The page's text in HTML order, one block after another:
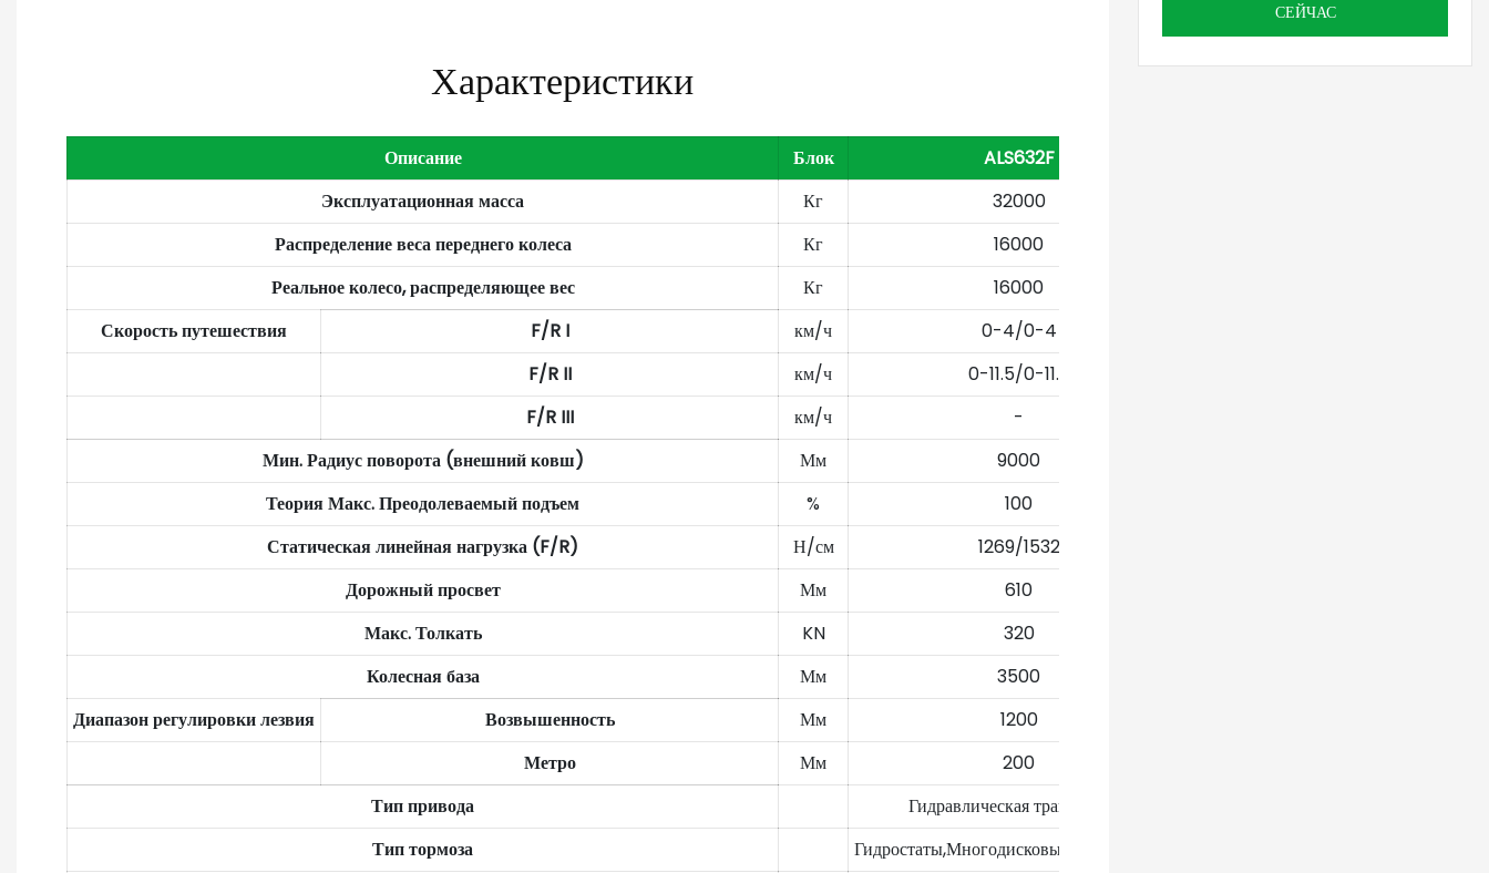
Характеристики
Описание Блок
ALS632F
Эксплуатационная масса
Кг
32000
Распределение веса переднего колеса
Кг
16000
Реальное колесо, распределяющее вес
Кг
16000
Скорость путешествия
F/R I км/ч
0-4/0-4
F/R II
км/ч
0-11.5/0-11.5
F/R III
км/ч
-
Мин. Радиус поворота (внешний ковш)
Мм
9000
Теория Макс. Преодолеваемый подъем
%
100
Статическая линейная нагрузка (F/R)
Н/см
1269/1532
Дорожный просвет
Мм
610
Макс. Толкать
KN
320
Колесная база
Мм
3500
Диапазон регулировки лезвия
Возвышенность Мм
1200
Метро
Мм
200
Тип привода
Гидравлическая трансмиссия
Тип тормоза
Гидростаты,Многодисковые,Механические
СЕЙЧАС